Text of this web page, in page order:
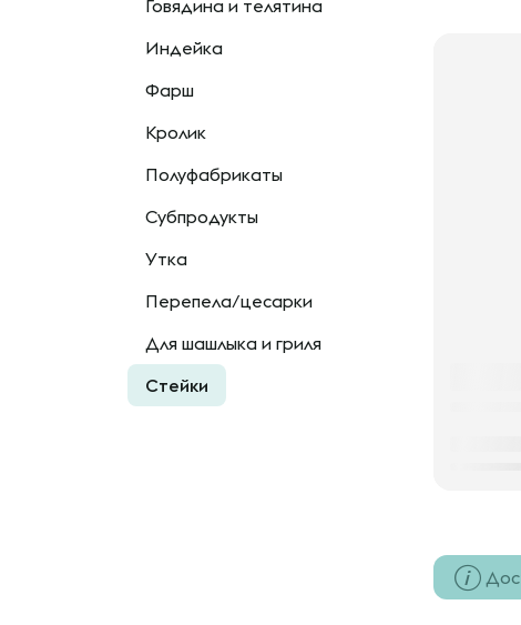
Говядина и телятина
Индейка
Фарш
Кролик
Полуфабрикаты
Субпродукты
Утка
Перепела/цесарки
Для шашлыка и гриля
Стейки